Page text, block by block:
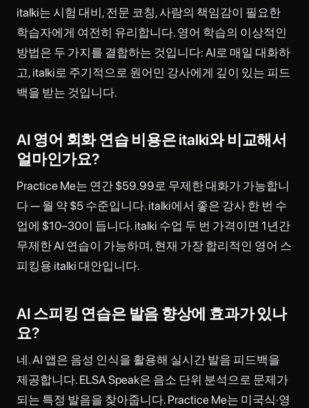
italki는 시험 대비, 전문 코칭, 사람의 책임감이 필요한
학습자에게 여전히 유리합니다. 영어 학습의 이상적인
방법은 두 가지를 결합하는 것입니다: AI로 매일 대화하
고, italki로 주기적으로 원어민 강사에게 깊이 있는 피드
백을 받는 것입니다.
AI 영어 회화 연습 비용은 italki와 비교해서
얼마인가요?
Practice Me는 연간 $59.99로 무제한 대화가 가능합니
다 — 월 약 $5 수준입니다. italki에서 좋은 강사 한 번 수
업에 $10–30이 듭니다. italki 수업 두 번 가격이면 1년간
무제한 AI 연습이 가능하며, 현재 가장 합리적인 영어 스
피킹용 italki 대안입니다.
AI 스피킹 연습은 발음 향상에 효과가 있나
요?
네. AI 앱은 음성 인식을 활용해 실시간 발음 피드백을
제공합니다. ELSA Speak은 음소 단위 분석으로 문제가
되는 특정 발음을 찾아줍니다. Practice Me는 미국식·영